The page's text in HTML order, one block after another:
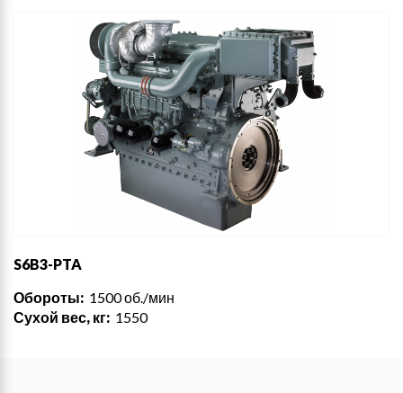
S6B3-PTA
Обороты: 1500 об./мин
Сухой вес, кг: 1550